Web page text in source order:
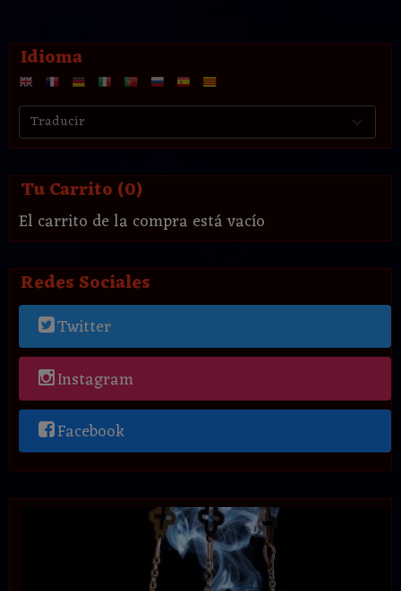
Idioma
Tu Carrito (0)
El carrito de la compra está vacío
Redes Sociales
Twitter
Instagram
Facebook